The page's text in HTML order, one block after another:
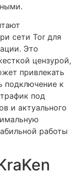
сети Tor для
Это
цензурой,
привлекать
подключение к
под
и актуального
работы